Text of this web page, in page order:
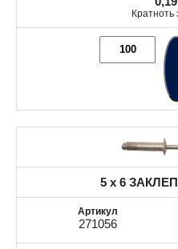
Кратноть
5 x 6
271056